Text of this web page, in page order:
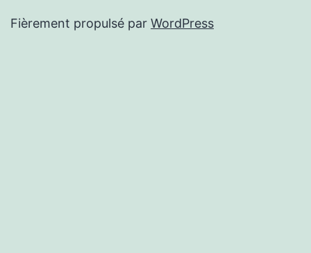
Fièrement propulsé par WordPress